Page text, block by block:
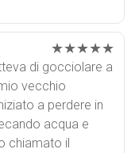
★★★★★
di gocciolare a
vecchio
a perdere in
acqua e
chiamato il